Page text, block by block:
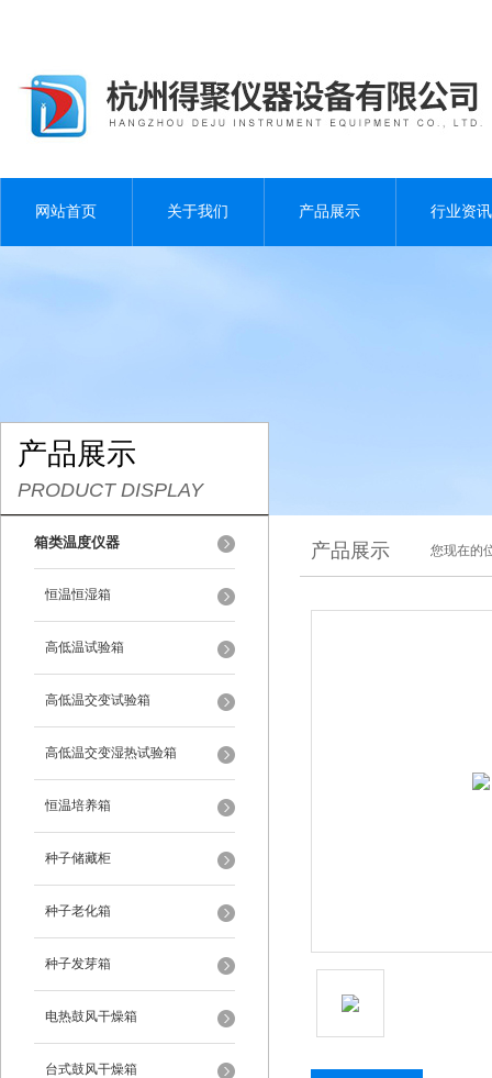
网站首页 关于我们 产品展示 行业资讯
产品展示
PRODUCT DISPLAY
箱类温度仪器
恒温恒湿箱
高低温试验箱
高低温交变试验箱
高低温交变湿热试验箱
恒温培养箱
种子储藏柜
种子老化箱
种子发芽箱
电热鼓风干燥箱
台式鼓风干燥箱
产品展示 您现在的